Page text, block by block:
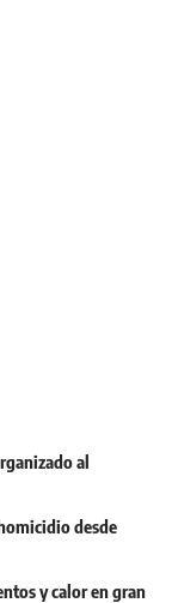
al
desde
y calor en gran